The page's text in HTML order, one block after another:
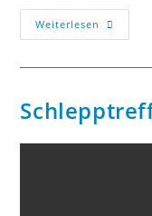
Weiterlesen